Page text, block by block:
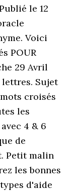
le 12
Voici
POUR
29 Avril
lettres. Sujet
croisés
les
4 & 6
de
Petit malin
les bonnes
d'aide